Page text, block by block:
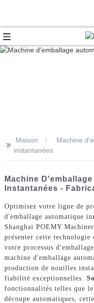
>>
Maison
Machine
instantanées
Machine
Instantanées -
Optimisez votre ligne de
d'emballage automatique
Shanghai POEMY
présenter cette
votre processus
machine d'emballage
production de nouilles
fiabilité exceptionnelles.
fonctionnalités telles que
découpe automatiques,